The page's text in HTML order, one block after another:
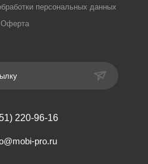
персональных данных
Оферта
220-96-16
pro.ru